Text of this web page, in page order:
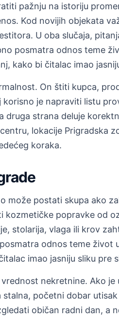
pažnju na istoriju
Kod novijih objekata
U oba slučaja,
posmatra odnos teme
kako bi čitalac imao
On štiti kupca,
je napraviti listu
druga strana deluje
lokacije Prigradska
koraka.
može postati skupa ako
kozmetičke popravke od
stolarija, vlaga ili krov
odnos teme život
imao jasniju sliku pre
nekretnine. Ako je
stalna, početni dobar
običan radni dan, a